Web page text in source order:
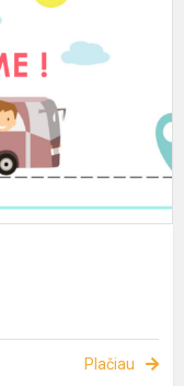
Plačiau